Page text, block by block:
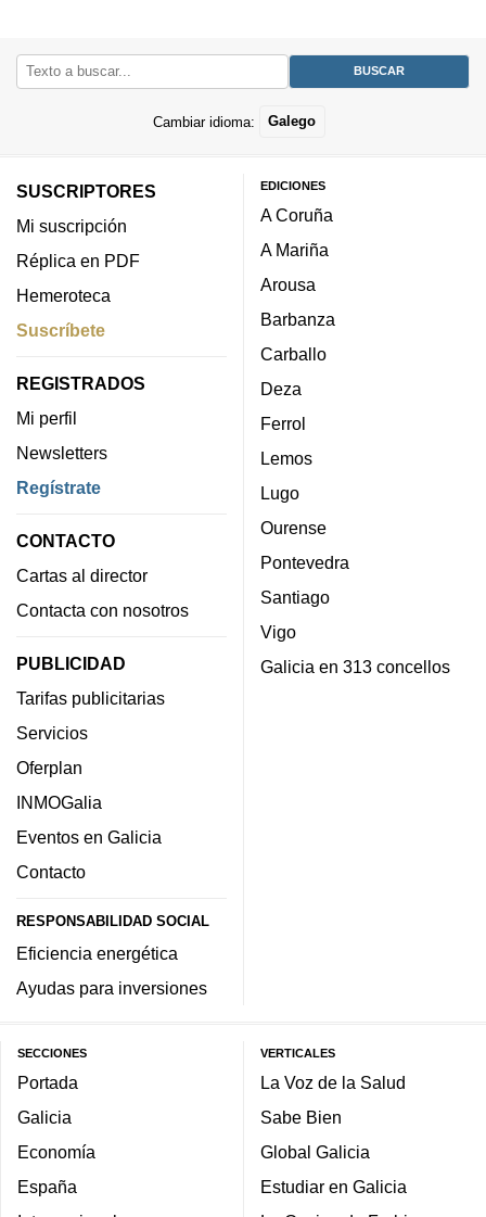
Cambiar idioma: Galego
SUSCRIPTORES
Mi suscripción
Réplica en PDF
Hemeroteca
Suscríbete
REGISTRADOS
Mi perfil
Newsletters
Regístrate
CONTACTO
Cartas al director
Contacta con nosotros
PUBLICIDAD
Tarifas publicitarias
Servicios
Oferplan
INMOGalia
Eventos en Galicia
Contacto
RESPONSABILIDAD SOCIAL
Eficiencia energética
Ayudas para inversiones
EDICIONES
A Coruña
A Mariña
Arousa
Barbanza
Carballo
Deza
Ferrol
Lemos
Lugo
Ourense
Pontevedra
Santiago
Vigo
Galicia en 313 concellos
SECCIONES
Portada
Galicia
Economía
España
VERTICALES
La Voz de la Salud
Sabe Bien
Global Galicia
Estudiar en Galicia